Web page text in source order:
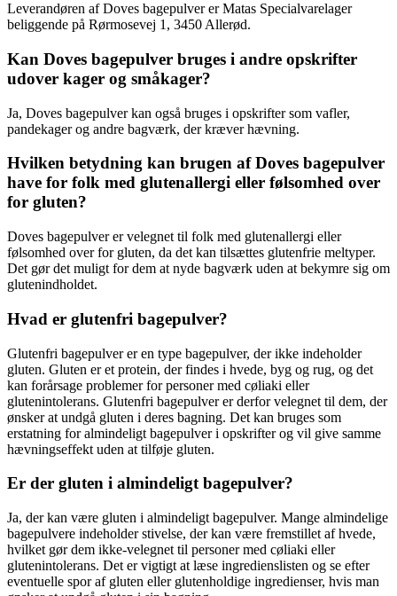
Leverandøren af Doves bagepulver er Matas Specialvarelager
beliggende på Rørmosevej 1, 3450 Allerød.
Kan Doves bagepulver bruges i andre opskrifter
udover kager og småkager?
Ja, Doves bagepulver kan også bruges i opskrifter som vafler,
pandekager og andre bagværk, der kræver hævning.
Hvilken betydning kan brugen af Doves bagepulver
have for folk med glutenallergi eller følsomhed over
for gluten?
Doves bagepulver er velegnet til folk med glutenallergi eller
følsomhed over for gluten, da det kan tilsættes glutenfrie meltyper.
Det gør det muligt for dem at nyde bagværk uden at bekymre sig om
glutenindholdet.
Hvad er glutenfri bagepulver?
Glutenfri bagepulver er en type bagepulver, der ikke indeholder
gluten. Gluten er et protein, der findes i hvede, byg og rug, og det
kan forårsage problemer for personer med cøliaki eller
glutenintolerans. Glutenfri bagepulver er derfor velegnet til dem, der
ønsker at undgå gluten i deres bagning. Det kan bruges som
erstatning for almindeligt bagepulver i opskrifter og vil give samme
hævningseffekt uden at tilføje gluten.
Er der gluten i almindeligt bagepulver?
Ja, der kan være gluten i almindeligt bagepulver. Mange almindelige
bagepulvere indeholder stivelse, der kan være fremstillet af hvede,
hvilket gør dem ikke-velegnet til personer med cøliaki eller
glutenintolerans. Det er vigtigt at læse ingredienslisten og se efter
eventuelle spor af gluten eller glutenholdige ingredienser, hvis man